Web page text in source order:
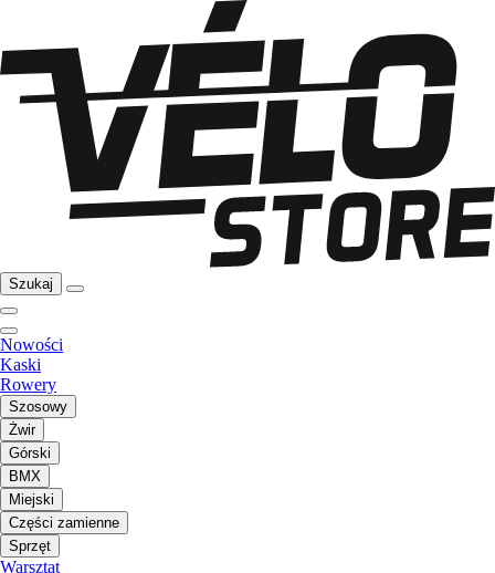
Szukaj
Nowości
Kaski
Rowery
Szosowy
Żwir
Górski
BMX
Miejski
Części zamienne
Sprzęt
Warsztat